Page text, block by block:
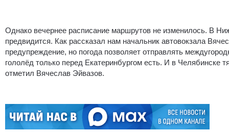
Однако вечернее расписание маршрутов не изменилось. В
предвидится. Как рассказал нам начальник автовокзала
предупреждение, но погода позволяет отправлять
гололёд только перед Екатеринбургом есть. И в
отметил Вячеслав Эйвазов.